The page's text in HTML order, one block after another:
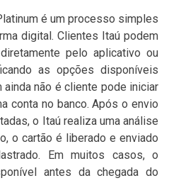
é um processo simples
digital. Clientes Itaú podem
pelo aplicativo ou
as opções disponíveis
ainda não é cliente pode iniciar
conta no banco. Após o envio
o Itaú realiza uma análise
o cartão é liberado e enviado
Em muitos casos, o
antes da chegada do